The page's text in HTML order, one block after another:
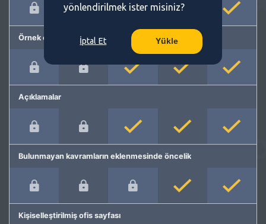
Örnek cümleler
Açıklamalar
Bulunmayan kavramların eklenmesinde öncelik
Kişiselleştirilmiş ofis sayfası
yönlendirilmek ister misiniz?
İptal Et Yükle